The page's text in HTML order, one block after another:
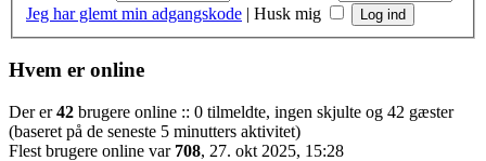
Jeg har glemt min adgangskode | Husk mig
Hvem er online
Der er42 brugere online :: 0 tilmeldte, ingen skjulte og 42 gæster
(baseret på de seneste 5 minutters aktivitet)
Flest brugere online var 708, 27. okt 2025, 15:28